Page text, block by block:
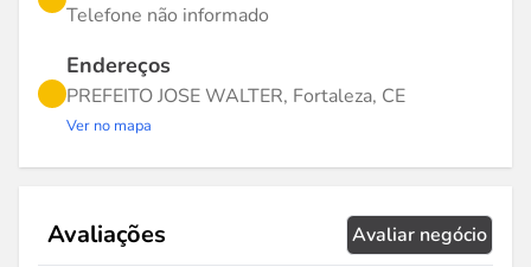
Telefone não informado
Endereços
PREFEITO JOSE WALTER, Fortaleza, CE
Ver no mapa
Avaliações Avaliar negócio